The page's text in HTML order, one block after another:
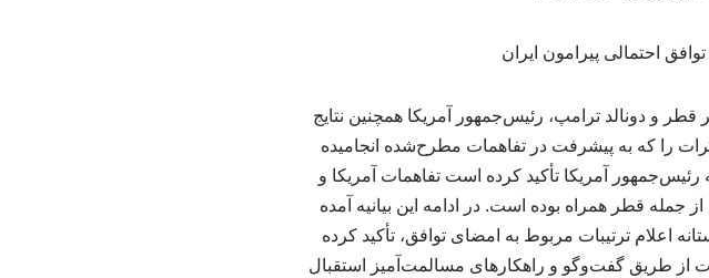
قطر و دونالد ترامپ، رئیس‌جمهور آمریکا همچنین نتایج
را که به پیشرفت در تفاهمات مطرح‌شده انجامیده
آمریکا تأکید کرده است تفاهمات آمریکا و
قطر همراه بوده است. در ادامه این بیانیه آمده
اعلام ترتیبات مربوط به امضای توافق، تأکید کرده
طریق گفت‌وگو و راهکارهای مسالمت‌آمیز استقبال